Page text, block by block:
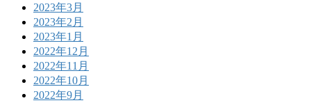
2023年3月
2023年2月
2023年1月
2022年12月
2022年11月
2022年10月
2022年9月